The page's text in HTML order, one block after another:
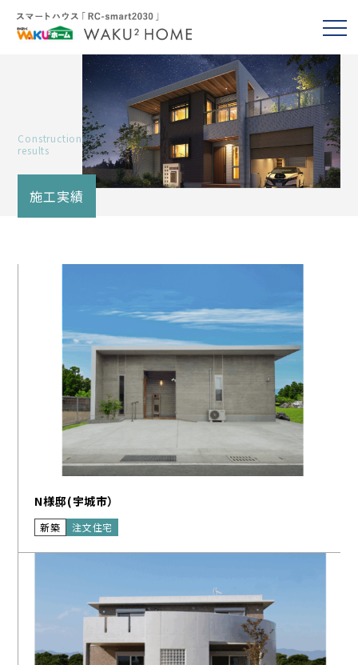
施工実績
Construction
results
N様邸(宇城市）
新築 注文住宅